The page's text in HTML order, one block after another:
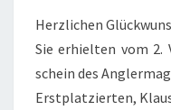
Herz­li­chen
Sie erhiel­ten vom 2.
schein des
Erst­plat­zier­ten,